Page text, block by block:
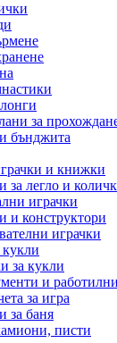
за
бънджита
и книжки
за легло и
играчки
и конструктори
играчки
за кукли
и
за игра
за баня
писти